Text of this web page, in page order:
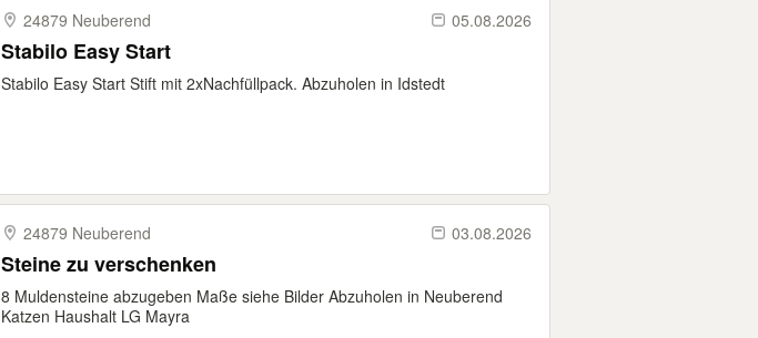
24879 Neuberend
05.08.2026
Stabilo Easy Start
Stabilo Easy Start Stift mit 2xNachfüllpack. Abzuholen in Idstedt
24879 Neuberend 03.08.2026
Steine zu verschenken
8 Muldensteine abzugeben Maße siehe Bilder Abzuholen in Neuberend
Katzen Haushalt LG Mayra